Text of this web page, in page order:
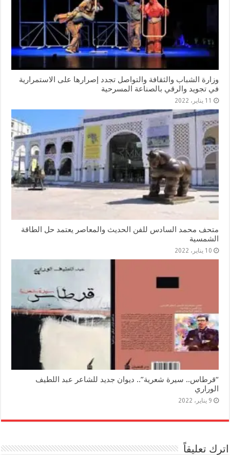
وزارة الشباب والثقافة والتواصل تجدد إصرارها على الاستمرارية
في تجويد والرقي بالصناعة المسرحية
11 يناير، 2022
متحف محمد السادس للفن الحديث والمعاصر يعتمد حل الطاقة
الشمسية
10 يناير، 2022
“قرطاس.. سيرة شعرية”.. ديوان جديد للشاعر عبد اللطيف
الوراري
9 يناير، 2022
اترك تعليقاً